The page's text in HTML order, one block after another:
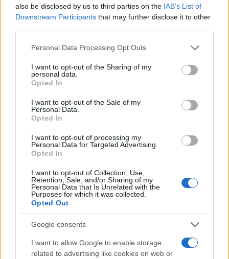
also be disclosed by us to third parties on the IAB’s List of
Downstream Participants that may further disclose it to other
Please note that this website/app uses one or more Google
not limited to your visit or usage behaviour. You may click to
grant or deny consent to Google and its third-party tags to
use your data for below specified purposes in below Google
consent section.
Personal Data Processing Opt Outs
I want to opt-out of the Sharing of my
personal data.
Opted In
I want to opt-out of the Sale of my
Personal Data.
Opted In
I want to opt-out of processing my
Personal Data for Targeted Advertising.
Opted In
I want to opt-out of Collection, Use,
Retention, Sale, and/or Sharing of my
Personal Data that Is Unrelated with the
Purposes for which it was collected.
Opted Out
Google consents
I want to allow Google to enable storage
related to advertising like cookies on web or
Continua a leggere